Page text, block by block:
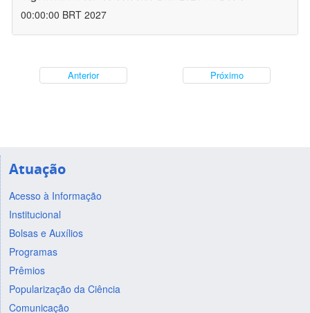
00:00:00 BRT 2027
Anterior Próximo
Atuação
Acesso à Informação
Institucional
Bolsas e Auxílios
Programas
Prêmios
Popularização da Ciência
Comunicação